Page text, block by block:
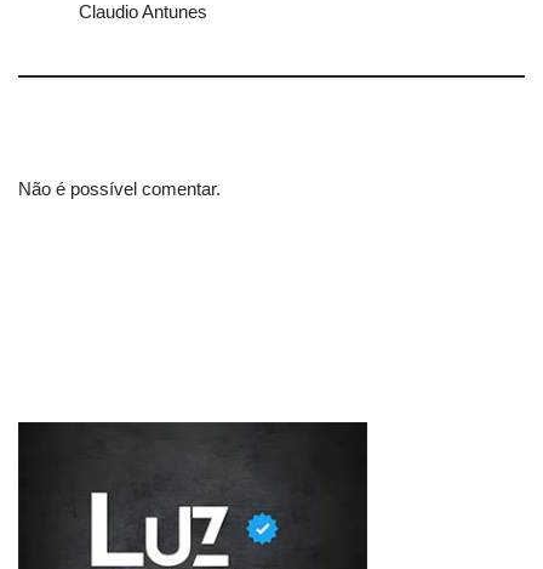
Claudio Antunes
Não é possível comentar.